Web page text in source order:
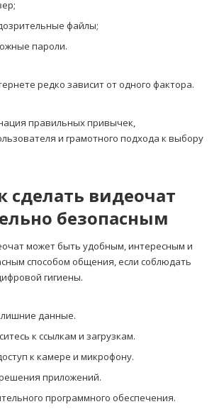
файлы;
пароли.
редко зависит от одного фактора.
правильных привычек,
и грамотного подхода к выбору
сделать видеочат
безопасным
может быть удобным, интересным и
способом общения, если соблюдать
гигиены.
данные.
к ссылкам и загрузкам.
к камере и микрофону.
приложений.
программного обеспечения.